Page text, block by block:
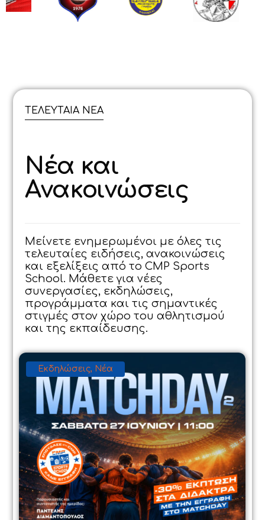
ΤΕΛΕΥΤΑΙΑ ΝΕΑ
Νέα και
Ανακοινώσεις
Μείνετε ενημερωμένοι με όλες τις
τελευταίες ειδήσεις, ανακοινώσεις
και εξελίξεις από το CMP Sports
School. Μάθετε για νέες
συνεργασίες, εκδηλώσεις,
προγράμματα και τις σημαντικές
στιγμές στον χώρο του αθλητισμού
και της εκπαίδευσης.
Εκδηλώσεις, Νέα